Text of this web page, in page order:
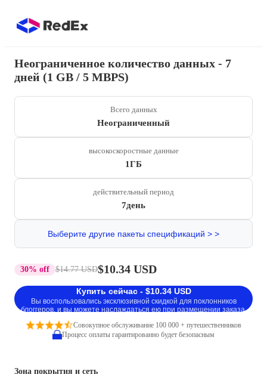
Неограниченное количество данных - 7
дней (1 GB / 5 MBPS)
Всего данных
Неограниченный
высокоскоростные данные
1ГБ
действительный период
7день
Выберите другие пакеты спецификаций > >
30% off $14.77 USD$10.34 USD
Купить сейчас - $10.34 USD
Вы воспользовались эксклюзивной скидкой для поклонников
блоггеров, и вы можете наслаждаться ею при размещении заказа.
Совокупное обслуживание 100 000 + путешественников
Процесс оплаты гарантированно будет безопасным
Зона покрытия и сеть